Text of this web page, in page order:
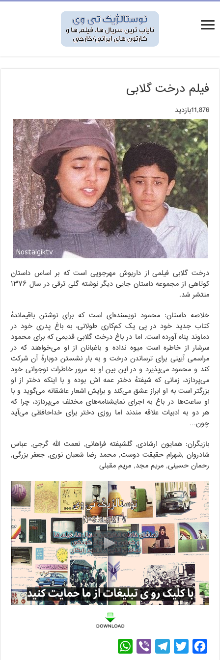
فیلم درخت گلابی
11,876بازدید
درخت گلابی فیلمی از داریوش مهرجویی است که بر اساس داستان
کوتاهی از مجموعه داستان جایی دیگر نوشته گلی ترقی در سال ۱۳۷۶
منتشر شد.
خلاصه داستان: محمود نویسنده‌ای است که برای نوشتن باقیماندهٔ
کتاب جدید خود در پی یک کم‌کاری طولانی، به باغ پدری خود در
دماوند پناه آورده است. اما در باغ درخت گلابی قدیمی که برای محمود
سرشار از خاطره است میوه نداده و باغبانان از او می‌خواهند که در
مراسمی آیینی برای ترساندن درخت و به بار نشستن دوبارهٔ آن شرکت
کند و محمود می‌پذیرد و در این بین او به مرور خاطرات نوجوانی خود
می‌پردازد، زمانی که شیفتهٔ دختر عمه اش بوده و با اینکه دختر از او
بزرگتر است به او ابراز عشق می‌کند و برایش اشعار عاشقانه می‌گوید و با
او ساعت‌ها در باغ به اجرای نمایشنامه‌های مختلف می‌پردازد، چرا که
هر دو به ادبیات علاقه مندند اما روزی دختر برای خداحافظی می‌آید
چون…
بازیگران: همایون ارشادی, گلشیفته فراهانی, نعمت الله گرجی, عباس
شادروان ,شهرام حقیقت دوست, محمد رضا شعبان نوری, جعفر بزرگی,
رحمان حسینی, مریم مجد, مریم مقبلی